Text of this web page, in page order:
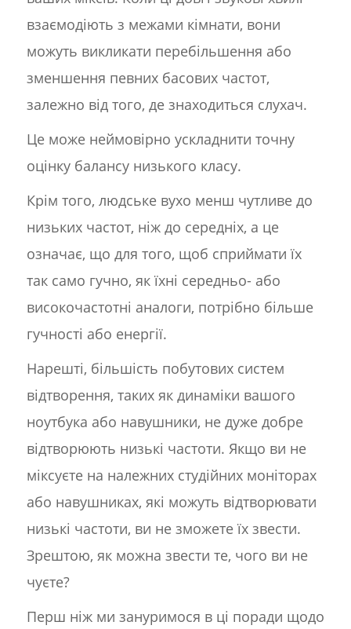
взаємодіють з межами кімнати, вони
можуть викликати перебільшення або
зменшення певних басових частот,
залежно від того, де знаходиться слухач.
Це може неймовірно ускладнити точну
оцінку балансу низького класу.
Крім того, людське вухо менш чутливе до
низьких частот, ніж до середніх, а це
означає, що для того, щоб сприймати їх
так само гучно, як їхні середньо- або
високочастотні аналоги, потрібно більше
гучності або енергії.
Нарешті, більшість побутових систем
відтворення, таких як динаміки вашого
ноутбука або навушники, не дуже добре
відтворюють низькі частоти. Якщо ви не
міксуєте на належних студійних моніторах
або навушниках, які можуть відтворювати
низькі частоти, ви не зможете їх звести.
Зрештою, як можна звести те, чого ви не
чуєте?
Перш ніж ми зануримося в ці поради щодо